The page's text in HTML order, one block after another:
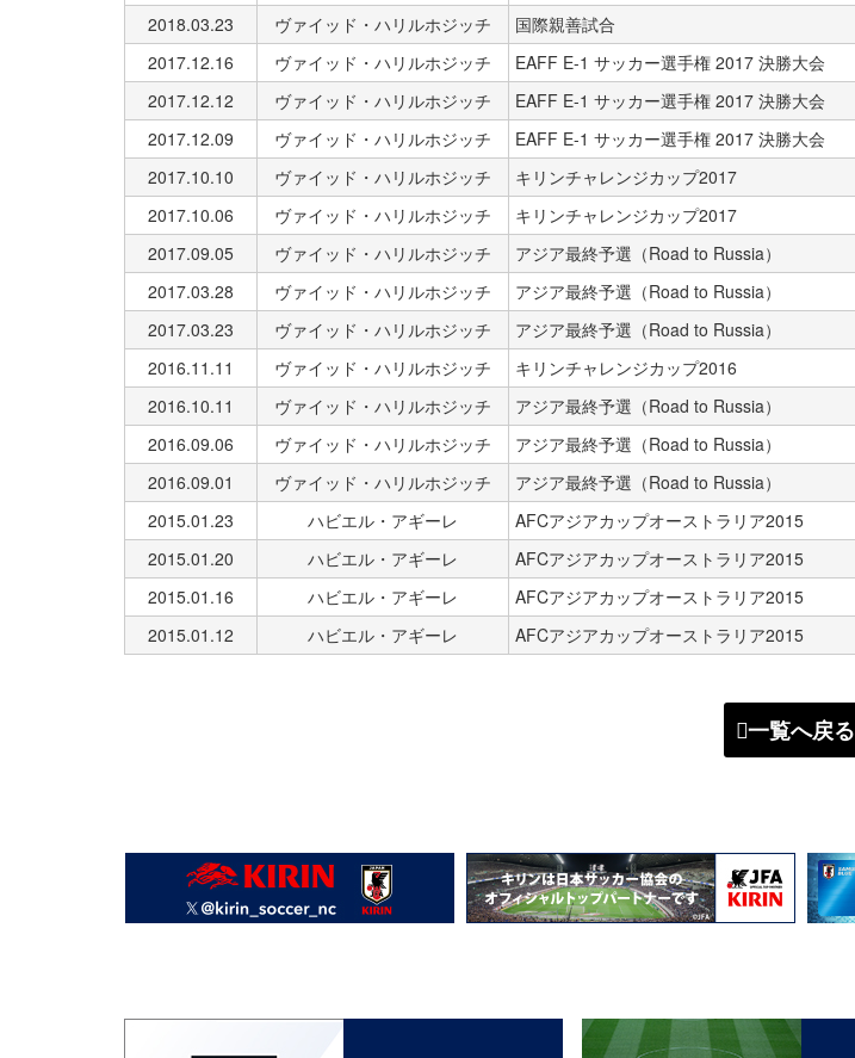
2018.03.23
ヴァイッド・ハリルホジッチ 国際親善試合
2017.12.16
ヴァイッド・ハリルホジッチ EAFF E-1 サッカー選手権 2017 決勝大会
2017.12.12
ヴァイッド・ハリルホジッチ EAFF E-1 サッカー選手権 2017 決勝大会
2017.12.09
ヴァイッド・ハリルホジッチ EAFF E-1 サッカー選手権 2017 決勝大会
2017.10.10
ヴァイッド・ハリルホジッチ キリンチャレンジカップ2017
2017.10.06
ヴァイッド・ハリルホジッチ キリンチャレンジカップ2017
2017.09.05
ヴァイッド・ハリルホジッチ アジア最終予選（Road to Russia）
2017.03.28
ヴァイッド・ハリルホジッチ アジア最終予選（Road to Russia）
2017.03.23
ヴァイッド・ハリルホジッチ アジア最終予選（Road to Russia）
2016.11.11
ヴァイッド・ハリルホジッチ キリンチャレンジカップ2016
2016.10.11
ヴァイッド・ハリルホジッチ アジア最終予選（Road to Russia）
2016.09.06
ヴァイッド・ハリルホジッチ アジア最終予選（Road to Russia）
2016.09.01
ヴァイッド・ハリルホジッチ アジア最終予選（Road to Russia）
2015.01.23
ハビエル・アギーレ AFCアジアカップオーストラリア2015
2015.01.20
ハビエル・アギーレ AFCアジアカップオーストラリア2015
2015.01.16
ハビエル・アギーレ AFCアジアカップオーストラリア2015
2015.01.12
ハビエル・アギーレ AFCアジアカップオーストラリア2015
一覧へ戻る